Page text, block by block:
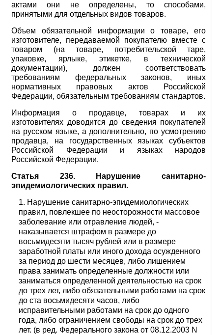
актами они не определены, то способами,
принятыми для отдельных видов товаров.
Объем обязательной информации о товаре, его
изготовителе, передаваемой покупателю вместе с
товаром (на товаре, потребительской таре,
упаковке, ярлыке, этикетке, в технической
документации), должен соответствовать
требованиям федеральных законов, иных
нормативных правовых актов Российской
Федерации, обязательным требованиям стандартов.
Информация о продавце, товарах и их
изготовителях доводится до сведения покупателей
на русском языке, а дополнительно, по усмотрению
продавца, на государственных языках субъектов
Российской Федерации и языках народов
Российской Федерации.
Статья 236. Нарушение санитарно-
эпидемиологических правил.
Нарушение санитарно-эпидемиологических
правил, повлекшее по неосторожности массовое
заболевание или отравление людей, -
наказывается штрафом в размере до
восьмидесяти тысяч рублей или в размере
заработной платы или иного дохода осужденного
за период до шести месяцев, либо лишением
права занимать определенные должности или
заниматься определенной деятельностью на срок
до трех лет, либо обязательными работами на срок
до ста восьмидесяти часов, либо
исправительными работами на срок до одного
года, либо ограничением свободы на срок до трех
лет. (в ред. Федерального закона от 08.12.2003 N